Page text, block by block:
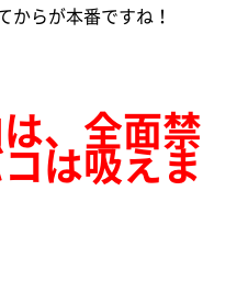
からが本番ですね！
、全面禁
は吸えま